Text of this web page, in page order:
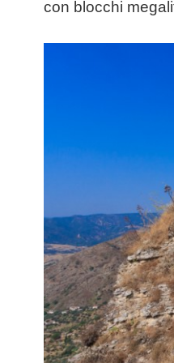
con blocchi